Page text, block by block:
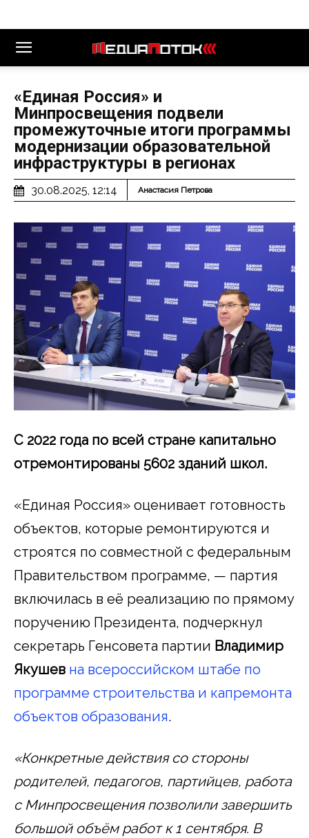
«Единая Россия» и
Минпросвещения подвели
промежуточные итоги программы
модернизации образовательной
инфраструктуры в регионах
30.08.2025, 12:14 Анастасия Петрова
С 2022 года по всей стране капитально
отремонтированы 5602 зданий школ.
«Единая Россия» оценивает готовность
объектов, которые ремонтируются и
строятся по совместной с федеральным
Правительством программе, — партия
включилась в её реализацию по прямому
поручению Президента, подчеркнул
секретарь Генсовета партии Владимир
Якушев на всероссийском штабе по
программе строительства и капремонта
объектов образования.
«Конкретные действия со стороны
родителей, педагогов, партийцев, работа
с Минпросвещения позволили завершить
большой объём работ к 1 сентября. В